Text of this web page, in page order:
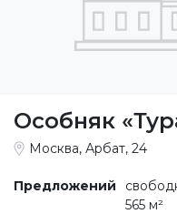
Особняк
Москва, Арбат, 24
Предложений
565 м²